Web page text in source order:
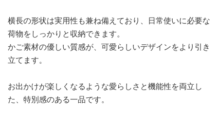
横長の形状は実用性も兼ね備えており、日常使いに必要な
荷物をしっかりと収納できます。
かご素材の優しい質感が、可愛らしいデザインをより引き
立てます。
お出かけが楽しくなるような愛らしさと機能性を両立し
た、特別感のある一品です。